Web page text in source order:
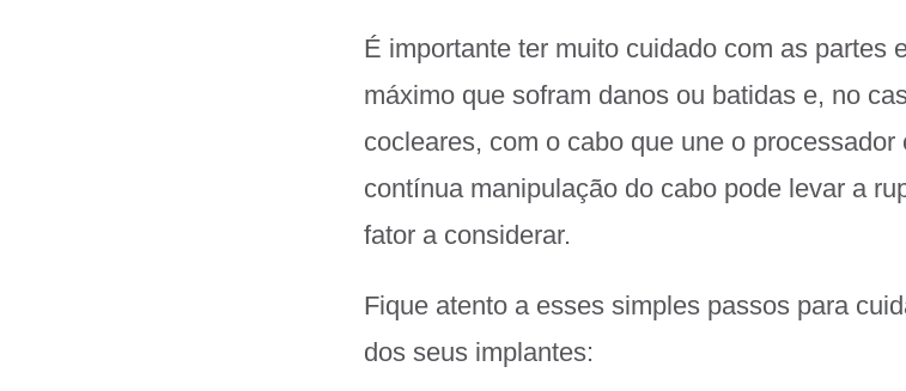
É importante ter muito cuidado com as partes
máximo que sofram danos ou batidas e, no
cocleares, com o cabo que une o
contínua manipulação do cabo pode levar a
fator a considerar.
Fique atento a esses simples passos para
dos seus implantes: